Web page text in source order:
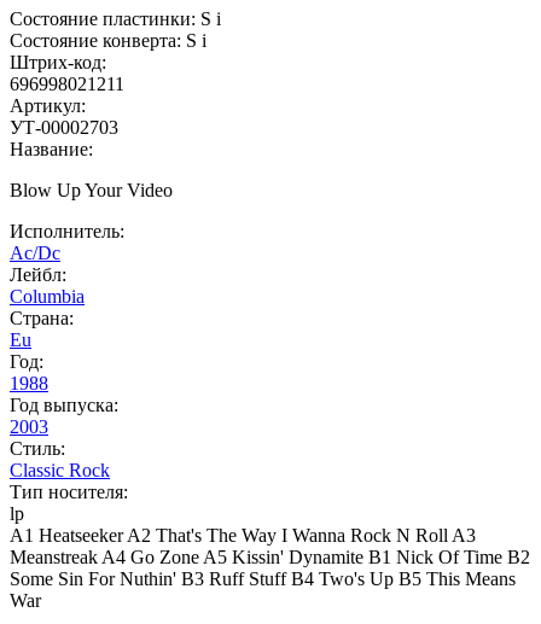
Состояние пластинки: S i
Состояние конверта: S i
Штрих-код:
696998021211
Артикул:
УТ-00002703
Название:
Blow Up Your Video
Исполнитель:
Ac/Dc
Лейбл:
Columbia
Страна:
Eu
Год:
1988
Год выпуска:
2003
Стиль:
Classic Rock
Тип носителя:
lp
A1 Heatseeker A2 That's The Way I Wanna Rock N Roll A3
Meanstreak A4 Go Zone A5 Kissin' Dynamite B1 Nick Of Time B2
Some Sin For Nuthin' B3 Ruff Stuff B4 Two's Up B5 This Means
War